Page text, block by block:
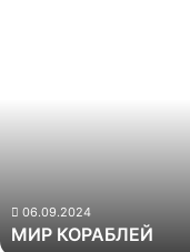
06.09.2024
МИР КОРАБЛЕЙ